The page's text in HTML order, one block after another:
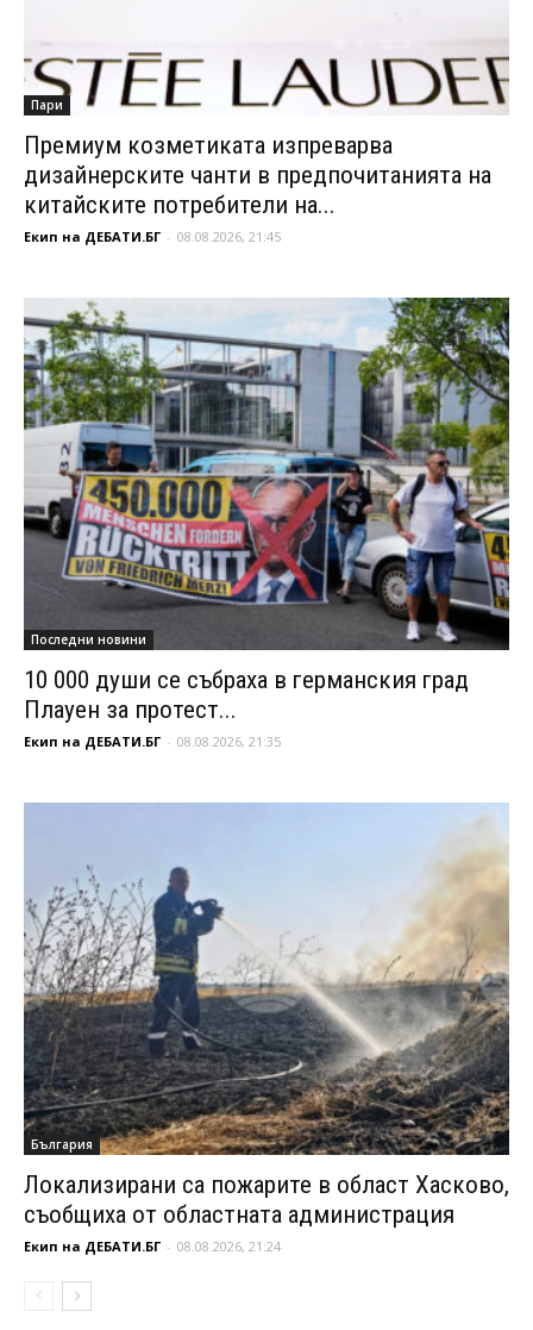
Пари
Премиум козметиката изпреварва
дизайнерските чанти в предпочитанията на
китайските потребители на...
Екип на ДЕБАТИ.БГ - 08.08.2026, 21:45
Последни новини
10 000 души се събраха в германския град
Плауен за протест...
Екип на ДЕБАТИ.БГ - 08.08.2026, 21:35
България
Локализирани са пожарите в област Хасково,
съобщиха от областната администрация
Екип на ДЕБАТИ.БГ - 08.08.2026, 21:24